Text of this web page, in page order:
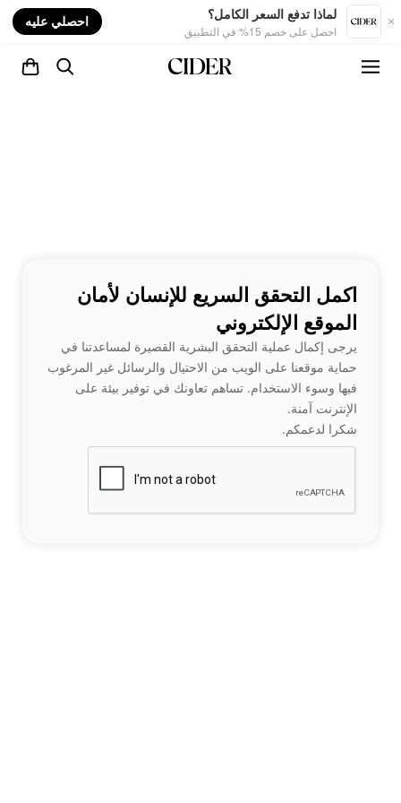
لماذا تدفع السعر الكامل؟
احصل على خصم 15% في التطبيق
احصلي عليه
اكمل التحقق السريع للإنسان لأمان
الموقع الإلكتروني
يرجى إكمال عملية التحقق البشرية القصيرة لمساعدتنا في
حماية موقعنا على الويب من الاحتيال والرسائل غير المرغوب
فيها وسوء الاستخدام. تساهم تعاونك في توفير بيئة على
الإنترنت آمنة.
شكرا لدعمكم.